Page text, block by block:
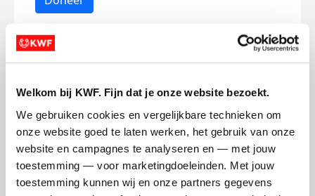
Welkom bij KWF. Fijn dat je onze website bezoekt.
We gebruiken cookies en vergelijkbare technieken om
onze website goed te laten werken, het gebruik van onze
website en campagnes te analyseren en — met jouw
toestemming — voor marketingdoeleinden. Met jouw
toestemming kunnen wij en onze partners gegevens